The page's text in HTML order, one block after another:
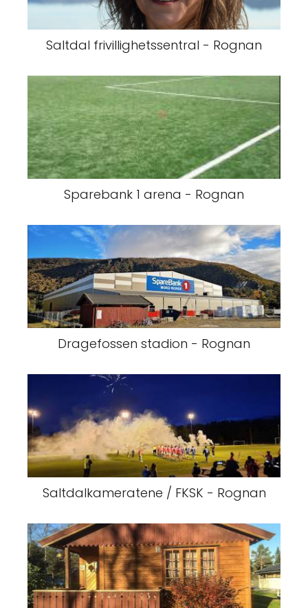
Saltdal frivillighetssentral - Rognan
Sparebank 1 arena - Rognan
Dragefossen stadion - Rognan
Saltdalkameratene / FKSK - Rognan